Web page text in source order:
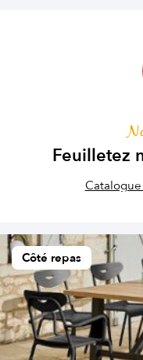
Feuilletez
Côté repas